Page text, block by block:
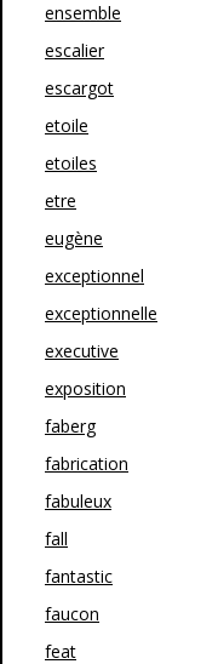
ensemble
escalier
escargot
etoile
etoiles
etre
eugène
exceptionnel
exceptionnelle
executive
exposition
faberg
fabrication
fabuleux
fall
fantastic
faucon
feat